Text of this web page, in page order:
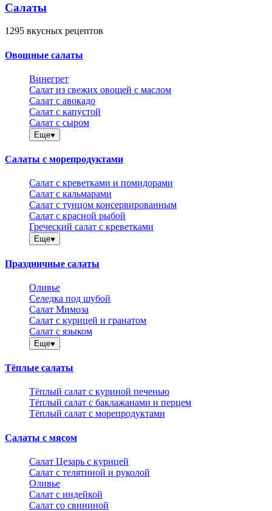
Салаты
1295 вкусных рецептов
Овощные салаты
Винегрет
Салат из свежих овощей с маслом
Салат с авокадо
Салат с капустой
Салат с сыром
Еще
Салаты с морепродуктами
Салат с креветками и помидорами
Салат с кальмарами
Салат с тунцом консервированным
Салат с красной рыбой
Греческий салат с креветками
Еще
Праздничные салаты
Оливье
Селедка под шубой
Салат Мимоза
Салат с курицей и гранатом
Салат с языком
Еще
Тёплые салаты
Тёплый салат с куриной печенью
Тёплый салат с баклажанами и перцем
Тёплый салат с морепродуктами
Салаты с мясом
Салат Цезарь с курицей
Салат с телятиной и руколой
Оливье
Салат с индейкой
Салат со свининой